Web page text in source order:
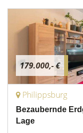
179.000,- €
Philippsburg
Bezaubernde
Lage